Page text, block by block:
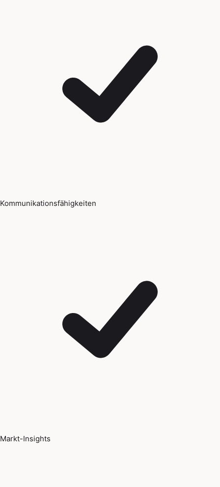
Kommunikationsfähigkeiten
Markt-Insights